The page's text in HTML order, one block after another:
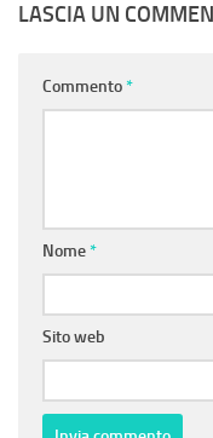
LASCIA UN
Commento*
Nome*
Sito web